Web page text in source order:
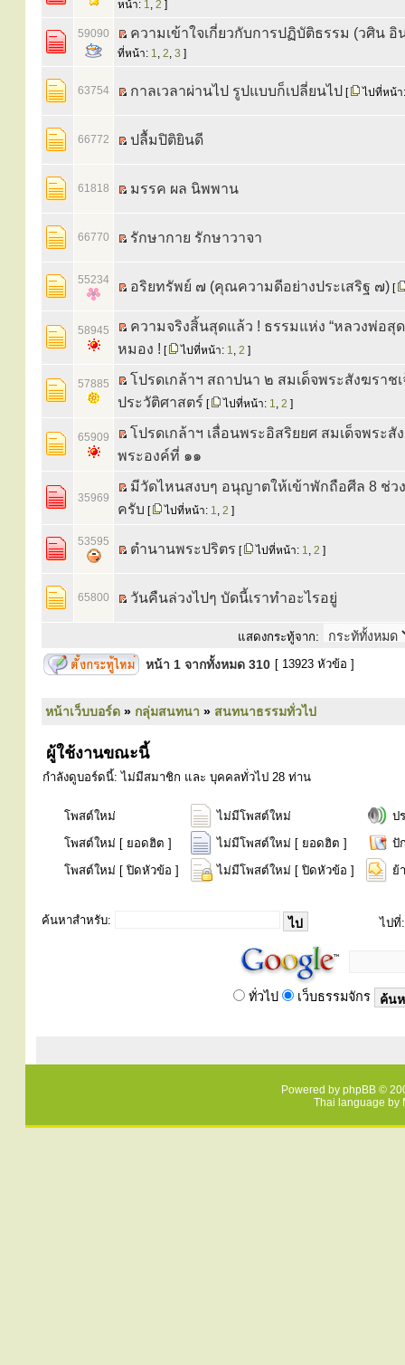
หน้า: 1, 2 ]
59090 ความเข้าใจเกี่ยวกับการปฏิบัติธรรม (วศิน อิ
ที่หน้า: 1, 2, 3 ]
63754 กาลเวลาผ่านไป รูปแบบก็เปลี่ยนไป [ ไปที่หน้
66772 ปลื้มปิติยินดี
61818 มรรค ผล นิพพาน
66770 รักษากาย รักษาวาจา
55234 อริยทรัพย์ ๗ (คุณความดีอย่างประเสริฐ ๗) [
58945
ความจริงสิ้นสุดแล้ว ! ธรรมแห่ง “หลวงพ่อสุ
หมอง ! [ ไปที่หน้า: 1, 2 ]
57885
โปรดเกล้าฯ สถาปนา ๒ สมเด็จพระสังฆราชเ
ประวัติศาสตร์ [ ไปที่หน้า: 1, 2 ]
65909
โปรดเกล้าฯ เลื่อนพระอิสริยยศ สมเด็จพระสั
พระองค์ที่ ๑๑
35969
มีวัดไหนสงบๆ อนุญาตให้เข้าพักถือศีล 8 ช่ว
ครับ [ ไปที่หน้า: 1, 2 ]
53595 ตำนานพระปริตร [ ไปที่หน้า: 1, 2 ]
65800 วันคืนล่วงไปๆ บัดนี้เราทำอะไรอยู่
แสดงกระทู้จาก:
หน้า 1 จากทั้งหมด 310 [ 13923 หัวข้อ ]
หน้าเว็บบอร์ด » กลุ่มสนทนา » สนทนาธรรมทั่วไป
ผู้ใช้งานขณะนี้
กำลังดูบอร์ดนี้: ไม่มีสมาชิก และ บุคคลทั่วไป 28 ท่าน
โพสต์ใหม่ ไม่มีโพสต์ใหม่
ป
โพสต์ใหม่ [ ยอดฮิต ]
ไม่มีโพสต์ใหม่ [ ยอดฮิต ]
ปั
โพสต์ใหม่ [ ปิดหัวข้อ ]
ไม่มีโพสต์ใหม่ [ ปิดหัวข้อ ] ย้
ค้นหาสำหรับ: ไปที่:
ทั่วไป เว็บธรรมจักร
Powered by phpBB ©
Thai language by